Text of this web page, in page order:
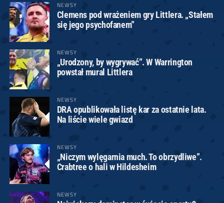
NEWSY
Clemens pod wrażeniem gry Littlera. „Stałem
się jego psychofanem”
NEWSY
„Urodzony, by wygrywać”. W Warrington
powstał mural Littlera
NEWSY
DRA opublikowała listę kar za ostatnie lata.
Na liście wiele gwiazd
NEWSY
„Niczym wylęgarnia much. To obrzydliwe”.
Crabtree o hali w Hildesheim
NEWSY